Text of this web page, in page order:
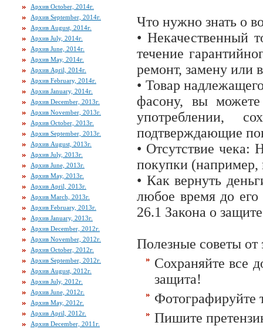
Архив October, 2014г.
Архив September, 2014г.
Архив August, 2014г.
Архив July, 2014г.
Архив June, 2014г.
Архив May, 2014г.
Архив April, 2014г.
Архив February, 2014г.
Архив January, 2014г.
Архив December, 2013г.
Архив November, 2013г.
Архив October, 2013г.
Архив September, 2013г.
Архив August, 2013г.
Архив July, 2013г.
Архив June, 2013г.
Архив May, 2013г.
Архив April, 2013г.
Архив March, 2013г.
Архив February, 2013г.
Архив January, 2013г.
Архив December, 2012г.
Архив November, 2012г.
Архив October, 2012г.
Архив September, 2012г.
Архив August, 2012г.
Архив July, 2012г.
Архив June, 2012г.
Архив May, 2012г.
Архив April, 2012г.
Архив December, 2011г.
Что нужно знать о
• Некачественный
течение
ремонт, замену или
• Товар
фасону, вы
употреблении,
подтверждающие
• Отсутствие чека:
покупки (например,
• Как вернуть
любое время до его
26.1 Закона о
Полезные советы от
Сохраняйте все
защита!
Фотографируйте
Пишите